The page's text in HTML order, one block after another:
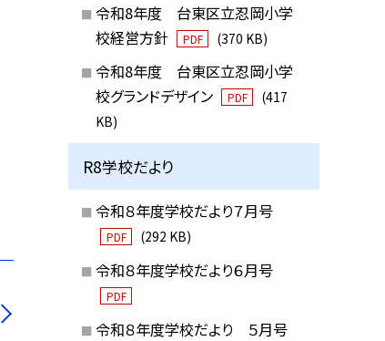
令和8年度 台東区立忍岡小学
校経営方針
PDF (370 KB)
令和8年度 台東区立忍岡小学
校グランドデザイン
PDF
(417
KB)
R8学校だより
令和８年度学校だより７月号
PDF (292 KB)
令和８年度学校だより６月号
PDF
令和８年度学校だより ５月号